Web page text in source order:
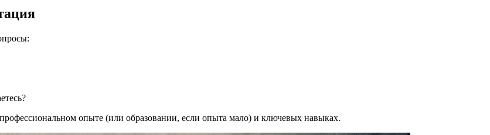
опыте (или образовании, если опыта мало) и ключевых навыках.